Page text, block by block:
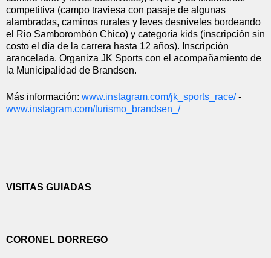
competitiva (campo traviesa con pasaje de algunas
alambradas, caminos rurales y leves desniveles bordeando
el Rio Samborombón Chico) y categoría kids (inscripción sin
costo el día de la carrera hasta 12 años). Inscripción
arancelada. Organiza JK Sports con el acompañamiento de
la Municipalidad de Brandsen.
Más información: www.instagram.com/jk_sports_ race/
www.instagram.com/turismo_
brandsen_/
VISITAS GUIADAS
CORONEL DORREGO